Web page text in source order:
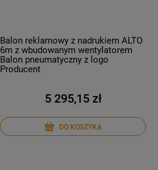
Balon reklamowy z nadrukiem ALTO
6m z wbudowanym wentylatorem
Balon pneumatyczny z logo
Producent
5 295,15 zł
DO KOSZYKA